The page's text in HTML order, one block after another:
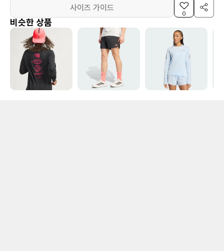
사이즈 가이드
0
비슷한 상품